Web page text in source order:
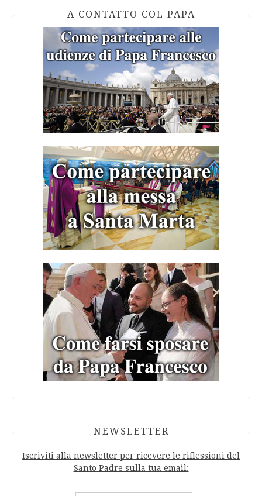
A CONTATTO COL PAPA
NEWSLETTER
Iscriviti alla newsletter per ricevere le riflessioni del
Santo Padre sulla tua email: